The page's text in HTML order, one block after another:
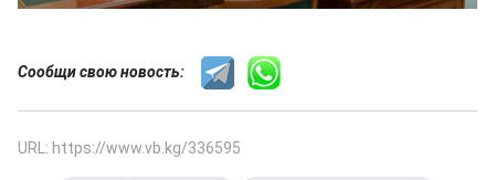
Сообщи свою новость:
URL: https://www.vb.kg/336595